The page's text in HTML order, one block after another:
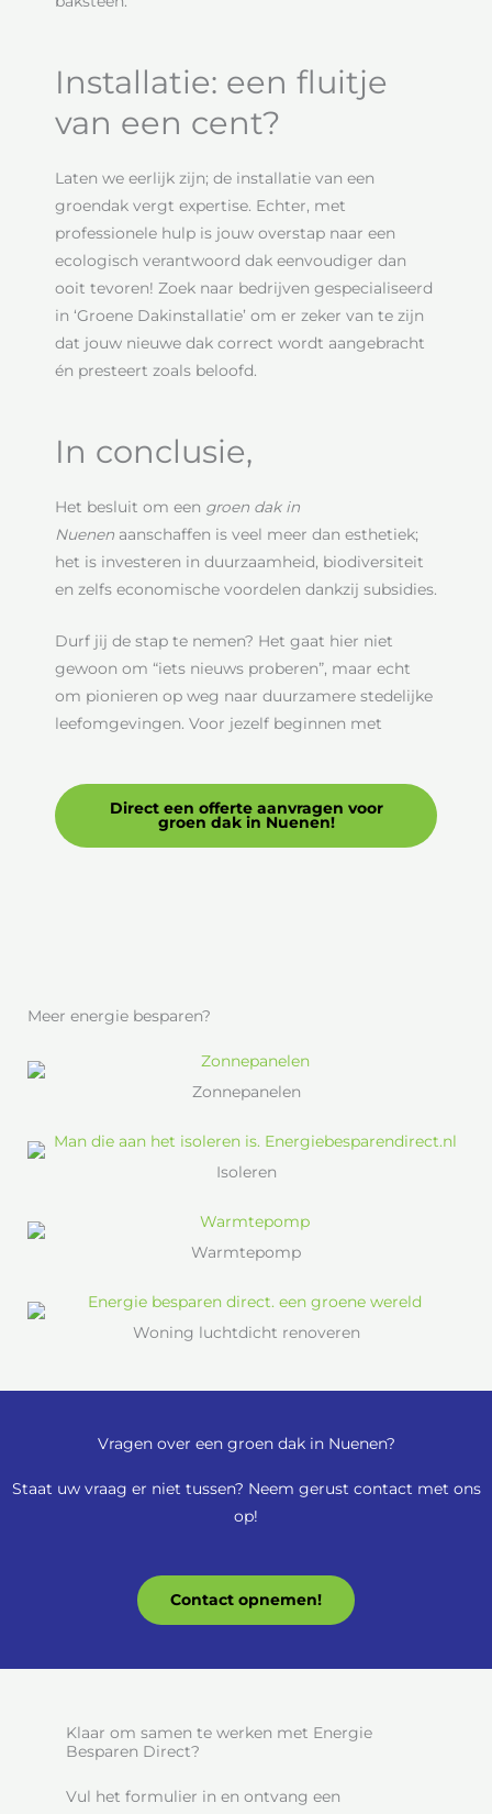
Installatie: een fluitje
van een cent?
Laten we eerlijk zijn; de installatie van een
groendak vergt expertise. Echter, met
professionele hulp is jouw overstap naar een
ecologisch verantwoord dak eenvoudiger dan
ooit tevoren! Zoek naar bedrijven gespecialiseerd
in ‘Groene Dakinstallatie’ om er zeker van te zijn
dat jouw nieuwe dak correct wordt aangebracht
én presteert zoals beloofd.
In conclusie,
Het besluit om een groen dak in
Nuenen aanschaffen is veel meer dan esthetiek;
het is investeren in duurzaamheid, biodiversiteit
en zelfs economische voordelen dankzij subsidies.
Durf jij de stap te nemen? Het gaat hier niet
gewoon om “iets nieuws proberen”, maar echt
om pionieren op weg naar duurzamere stedelijke
leefomgevingen. Voor jezelf beginnen met
Direct een offerte aanvragen voor
groen dak in Nuenen!
Meer energie besparen?
Zonnepanelen
Isoleren
Warmtepomp
Woning luchtdicht renoveren
Vragen over een groen dak in Nuenen?
Staat uw vraag er niet tussen? Neem gerust contact met ons
op!
Contact opnemen!
Klaar om samen te werken met Energie
Besparen Direct?
Vul het formulier in en ontvang een